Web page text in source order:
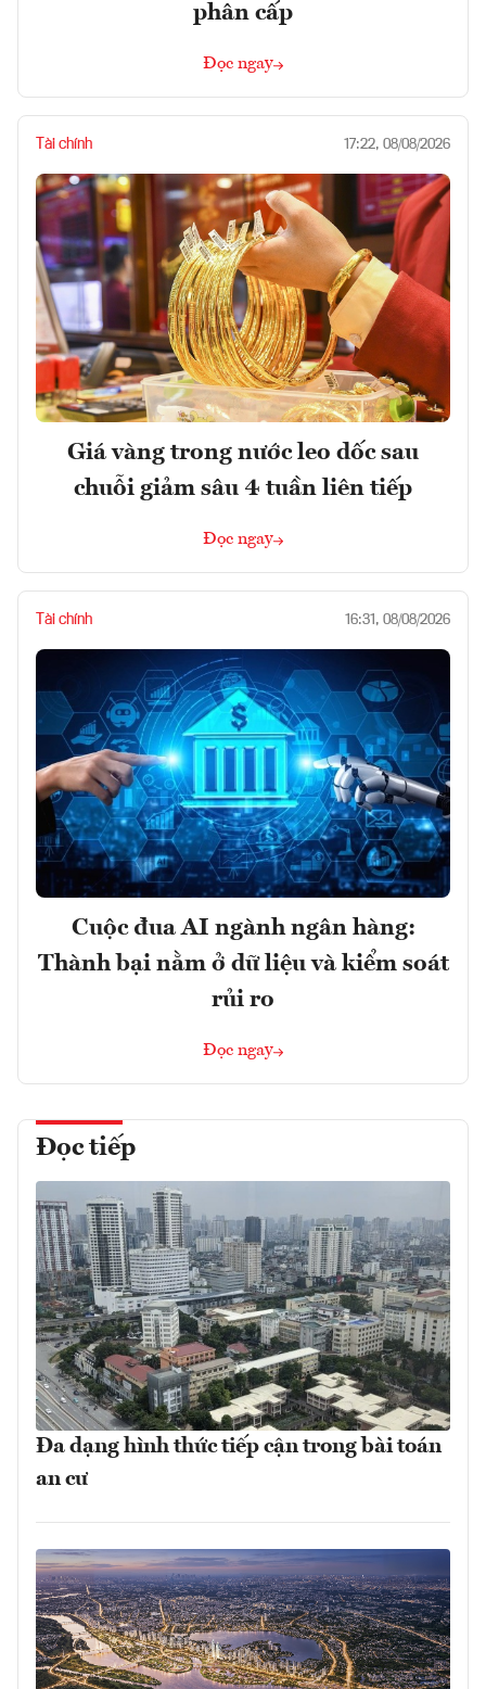
phân cấp
Đọc ngay
Tài chính 17:22, 08/08/2026
Giá vàng trong nước leo dốc sau
chuỗi giảm sâu 4 tuần liên tiếp
Đọc ngay
Tài chính 16:31, 08/08/2026
Cuộc đua AI ngành ngân hàng:
Thành bại nằm ở dữ liệu và kiểm soát
rủi ro
Đọc ngay
Đọc tiếp
Đa dạng hình thức tiếp cận trong bài toán
an cư